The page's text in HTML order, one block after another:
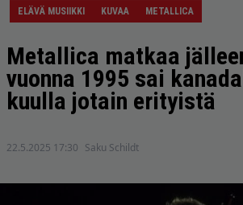
ELÄVÄ MUSIIKKI KUVAA METALLICA
Metallica matkaa
vuonna 1995 sai
kuulla jotain erityistä
22.5.2025 17:30 Saku Schildt